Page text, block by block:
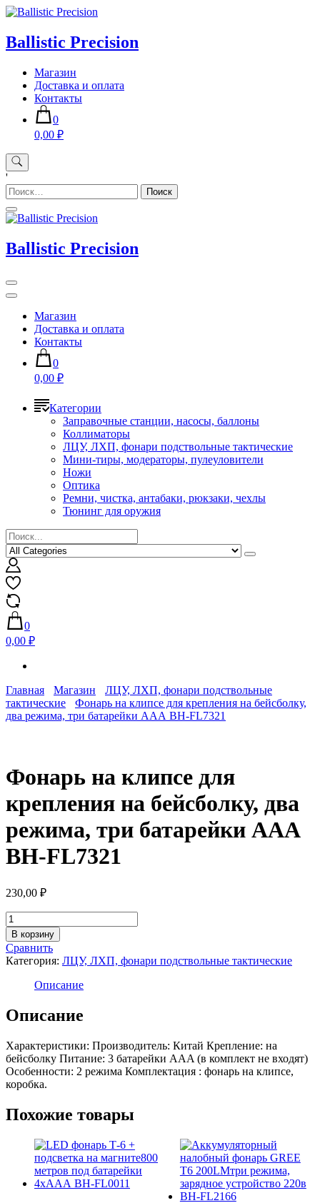
Skip
content
Ballistic Precision
Магазин
Доставка и оплата
Контакты
0
0,00 ₽
'
Найти:
Ballistic Precision
Магазин
Доставка и оплата
Контакты
0
0,00 ₽
Категории
Заправочные станции, насосы, баллоны
Коллиматоры
ЛЦУ, ЛХП, фонари подствольные тактические
Мини-тиры, модераторы, пулеуловители
Ножи
Оптика
Ремни, чистка, антабаки, рюкзаки, чехлы
Тюнинг для оружия
0
0,00 ₽
Главная Магазин
ЛЦУ, ЛХП, фонари подствольные
тактические
Фонарь на клипсе для крепления на бейсболку,
два режима, три батарейки ААА BH-FL7321
Фонарь на клипсе для
крепления на бейсболку, два
режима, три батарейки ААА
BH-FL7321
230,00 ₽
Количество
товара
Фонарь
на
клипсе
крепления
на
бейсболку,
режима,
три
батарейки
ААА
FL7321
В корзину
Сравнить
Категория: ЛЦУ, ЛХП, фонари подствольные тактические
Описание
Описание
Характеристики: Производитель: Китай Крепление: на
бейсболку Питание: 3 батарейки AAA (в комплект не входят)
Особенности: 2 режима Комплектация : фонарь на клипсе,
коробка.
Похожие товары